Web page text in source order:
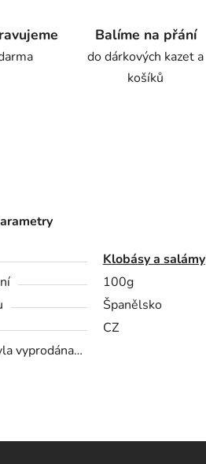
Balíme na přání
do dárkových kazet a
košíků
Klobásy a salámy
100g
Španělsko
CZ
vyprodána…